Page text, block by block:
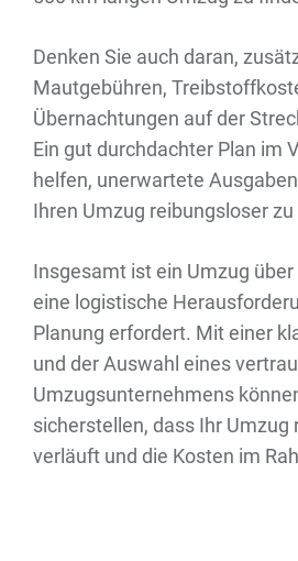
Denken Sie auch daran,
Mautgebühren,
Übernachtungen auf der
Ein gut durchdachter Plan im
helfen, unerwartete
Ihren Umzug reibungsloser
Insgesamt ist ein Umzug
eine logistische
Planung erfordert. Mit einer
und der Auswahl eines
Umzugsunternehmens
sicherstellen, dass Ihr Umzug
verläuft und die Kosten im